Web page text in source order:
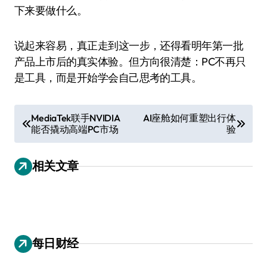
下来要做什么。
说起来容易，真正走到这一步，还得看明年第一批
产品上市后的真实体验。但方向很清楚：PC不再只
是工具，而是开始学会自己思考的工具。
章
导
航
MediaTek联手NVIDIA
能否撬动高端PC市场
AI座舱如何重塑出行体
验
相关文章
每日财经